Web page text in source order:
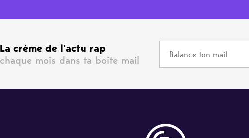
La crème de l'actu rap
chaque mois dans ta boite mail